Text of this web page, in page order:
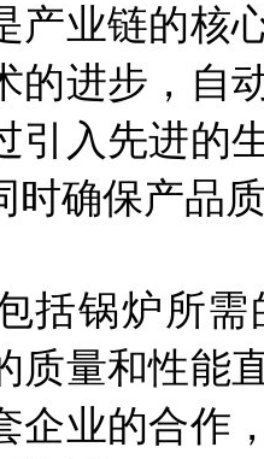
产业链的核
的进步，自
引入先进的
时确保产品
括锅炉所
质量和性能
企业的合作